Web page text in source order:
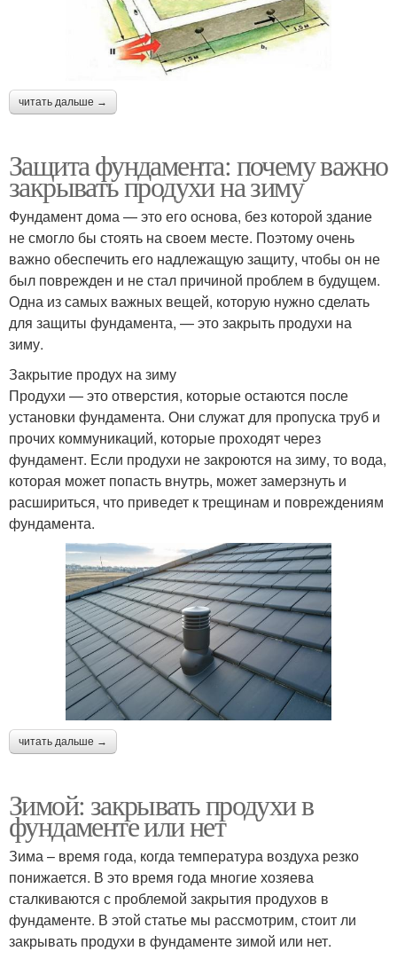
читать дальше →
Защита фундамента: почему важно
закрывать продухи на зиму
Фундамент дома — это его основа, без которой здание
не смогло бы стоять на своем месте. Поэтому очень
важно обеспечить его надлежащую защиту, чтобы он не
был поврежден и не стал причиной проблем в будущем.
Одна из самых важных вещей, которую нужно сделать
для защиты фундамента, — это закрыть продухи на
зиму.
Закрытие продух на зиму
Продухи — это отверстия, которые остаются после
установки фундамента. Они служат для пропуска труб и
прочих коммуникаций, которые проходят через
фундамент. Если продухи не закроются на зиму, то вода,
которая может попасть внутрь, может замерзнуть и
расшириться, что приведет к трещинам и повреждениям
фундамента.
читать дальше →
Зимой: закрывать продухи в
фундаменте или нет
Зима – время года, когда температура воздуха резко
понижается. В это время года многие хозяева
сталкиваются с проблемой закрытия продухов в
фундаменте. В этой статье мы рассмотрим, стоит ли
закрывать продухи в фундаменте зимой или нет.